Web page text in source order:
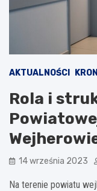
AKTUALNOŚCI
Rola i
14 września 2023
Na terenie powiatu